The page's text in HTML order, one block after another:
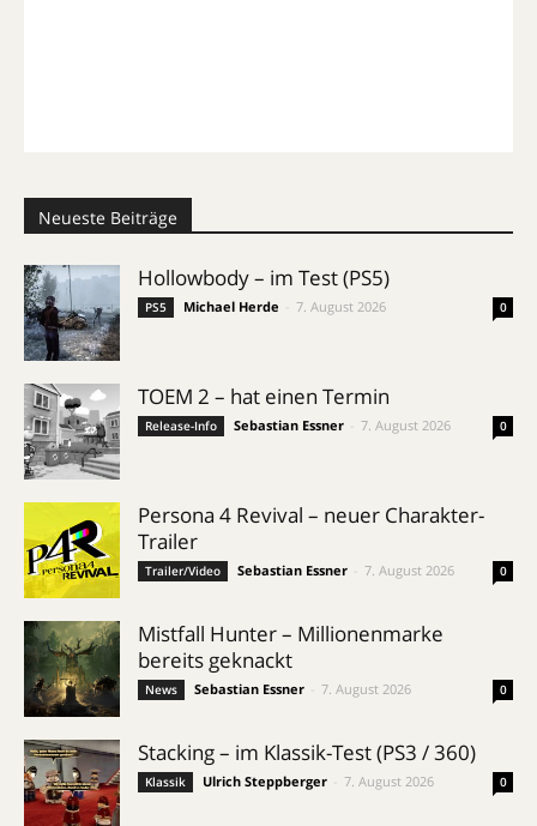
Neueste Beiträge
Hollowbody – im Test (PS5)
PS5 Michael Herde 7. August 2026 0
TOEM 2 – hat einen Termin
Release-Info Sebastian Essner 7. August 2026 0
Persona 4 Revival – neuer Charakter-
Trailer
Trailer/Video Sebastian Essner 7. August 2026 0
Mistfall Hunter – Millionenmarke
bereits geknackt
News Sebastian Essner 7. August 2026 0
Stacking – im Klassik-Test (PS3 / 360)
Klassik Ulrich Steppberger 7. August 2026 0